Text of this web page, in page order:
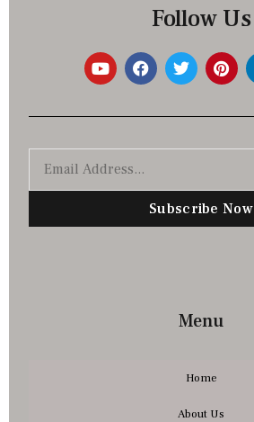
Follow Us
Subscribe Now
Menu
Home
About Us